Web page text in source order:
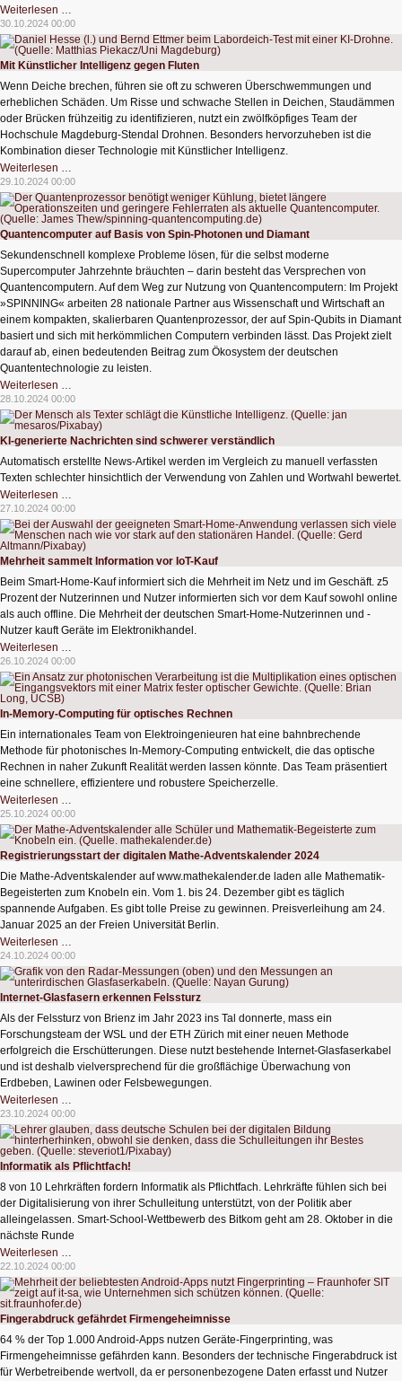
Weiterlesen …
Messaging
durch
verteilte
Nachrichten
30.10.2024 00:00
Mit Künstlicher Intelligenz gegen Fluten
Wenn Deiche brechen, führen sie oft zu schweren Überschwemmungen und
erheblichen Schäden. Um Risse und schwache Stellen in Deichen, Staudämmen
oder Brücken frühzeitig zu identifizieren, nutzt ein zwölfköpfiges Team der
Hochschule Magdeburg-Stendal Drohnen. Besonders hervorzuheben ist die
Kombination dieser Technologie mit Künstlicher Intelligenz.
Weiterlesen …
Künstlicher
Intelligenz
gegen
Fluten
29.10.2024 00:00
Quantencomputer auf Basis von Spin-Photonen und Diamant
Sekundenschnell komplexe Probleme lösen, für die selbst moderne
Supercomputer Jahrzehnte bräuchten – darin besteht das Versprechen von
Quantencomputern. Auf dem Weg zur Nutzung von Quantencomputern: Im Projekt
»SPINNING« arbeiten 28 nationale Partner aus Wissenschaft und Wirtschaft an
einem kompakten, skalierbaren Quantenprozessor, der auf Spin-Qubits in Diamant
basiert und sich mit herkömmlichen Computern verbinden lässt. Das Projekt zielt
darauf ab, einen bedeutenden Beitrag zum Ökosystem der deutschen
Quantentechnologie zu leisten.
Weiterlesen …
auf
Basis
von
Spin-
Photonen
Diamant
28.10.2024 00:00
KI-generierte Nachrichten sind schwerer verständlich
Automatisch erstellte News-Artikel werden im Vergleich zu manuell verfassten
Texten schlechter hinsichtlich der Verwendung von Zahlen und Wortwahl bewertet.
Weiterlesen …
generierte
Nachrichten
sind
schwerer
verständlich
27.10.2024 00:00
Mehrheit sammelt Information vor IoT-Kauf
Beim Smart-Home-Kauf informiert sich die Mehrheit im Netz und im Geschäft. z5
Prozent der Nutzerinnen und Nutzer informierten sich vor dem Kauf sowohl online
als auch offline. Die Mehrheit der deutschen Smart-Home-Nutzerinnen und -
Nutzer kauft Geräte im Elektronikhandel.
Weiterlesen …
sammelt
Information
vor
IoT-
26.10.2024 00:00
In-Memory-Computing für optisches Rechnen
Ein internationales Team von Elektroingenieuren hat eine bahnbrechende
Methode für photonisches In-Memory-Computing entwickelt, die das optische
Rechnen in naher Zukunft Realität werden lassen könnte. Das Team präsentiert
eine schnellere, effizientere und robustere Speicherzelle.
Weiterlesen …
Memory-
Computing
für
optisches
Rechnen
25.10.2024 00:00
Registrierungsstart der digitalen Mathe-Adventskalender 2024
Die Mathe-Adventskalender auf www.mathekalender.de laden alle Mathematik-
Begeisterten zum Knobeln ein. Vom 1. bis 24. Dezember gibt es täglich
spannende Aufgaben. Es gibt tolle Preise zu gewinnen. Preisverleihung am 24.
Januar 2025 an der Freien Universität Berlin.
Weiterlesen …
der
digitalen
Mathe-
Adventskalender
2024
24.10.2024 00:00
Internet-Glasfasern erkennen Felssturz
Als der Felssturz von Brienz im Jahr 2023 ins Tal donnerte, mass ein
Forschungsteam der WSL und der ETH Zürich mit einer neuen Methode
erfolgreich die Erschütterungen. Diese nutzt bestehende Internet-Glasfaserkabel
und ist deshalb vielversprechend für die großflächige Überwachung von
Erdbeben, Lawinen oder Felsbewegungen.
Weiterlesen …
Glasfasern
erkennen
Felssturz
23.10.2024 00:00
Informatik als Pflichtfach!
8 von 10 Lehrkräften fordern Informatik als Pflichtfach. Lehrkräfte fühlen sich bei
der Digitalisierung von ihrer Schulleitung unterstützt, von der Politik aber
alleingelassen. Smart-School-Wettbewerb des Bitkom geht am 28. Oktober in die
nächste Runde
Weiterlesen …
als
Pflichtfach!
22.10.2024 00:00
Fingerabdruck gefährdet Firmengeheimnisse
64 % der Top 1.000 Android-Apps nutzen Geräte-Fingerprinting, was
Firmengeheimnisse gefährden kann. Besonders der technische Fingerabdruck ist
für Werbetreibende wertvoll, da er personenbezogene Daten erfasst und Nutzer